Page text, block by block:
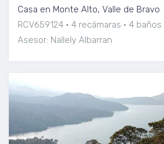
Casa en Monte Alto, Valle de Bravo
RCV659124
4 recámaras 4 baños
Asesor: Nallely Albarran